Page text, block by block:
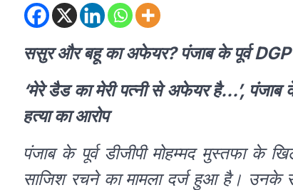
ससुर और बहू का अफेयर? पंजाब के पूर्व DGP
‘मेरे डैड का मेरी पत्नी से अफेयर है…’,
हत्या का आरोप
पंजाब के पूर्व डीजीपी मोहम्मद मुस्तफा
साजिश रचने का मामला दर्ज हुआ है। उनके